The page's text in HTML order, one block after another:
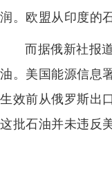
润。欧盟从印度的
而据俄新社报
油。美国能源信息
生效前从俄罗斯出
这批石油并未违反